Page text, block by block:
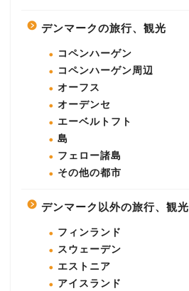
デンマークの旅行、観光
コペンハーゲン
コペンハーゲン周辺
オーフス
オーデンセ
エーベルトフト
島
フェロー諸島
その他の都市
デンマーク以外の旅行、観光
フィンランド
スウェーデン
エストニア
アイスランド